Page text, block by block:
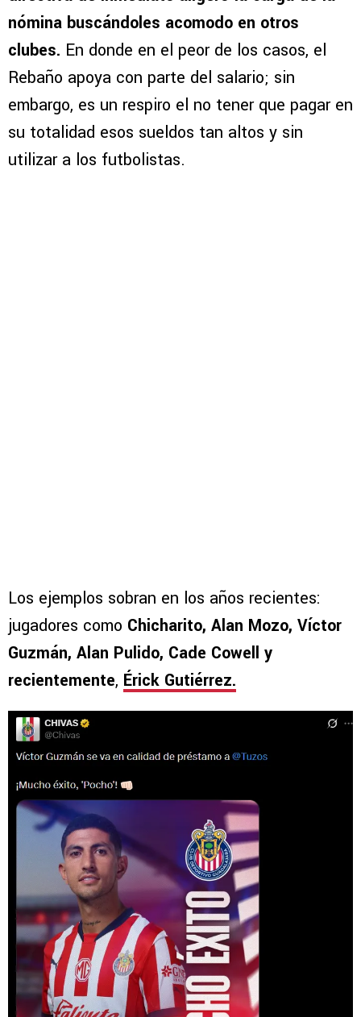
nómina buscándoles acomodo en otros
clubes. En donde en el peor de los casos, el
Rebaño apoya con parte del salario; sin
embargo, es un respiro el no tener que pagar en
su totalidad esos sueldos tan altos y sin
utilizar a los futbolistas.
Los ejemplos sobran en los años recientes:
jugadores como Chicharito, Alan Mozo, Víctor
Guzmán, Alan Pulido, Cade Cowell y
recientemente, Érick Gutiérrez.